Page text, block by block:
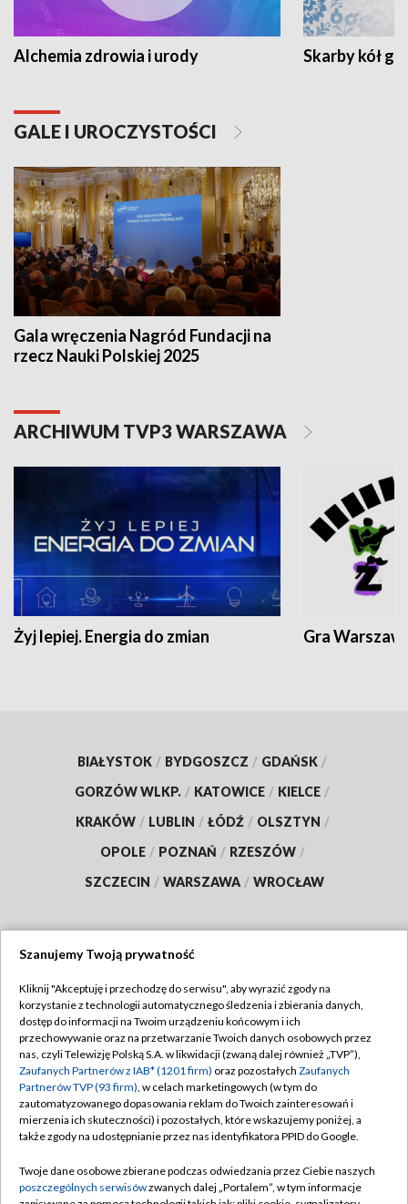
Alchemia zdrowia i urody Skarby kół
GALE I UROCZYSTOŚCI
Gala wręczenia Nagród Fundacji na
rzecz Nauki Polskiej 2025
ARCHIWUM TVP3 WARSZAWA
Żyj lepiej. Energia do zmian Gra
BIAŁYSTOK / BYDGOSZCZ / GDAŃSK /
GORZÓW WLKP. / KATOWICE / KIELCE /
KRAKÓW / LUBLIN / ŁÓDŹ / OLSZTYN /
OPOLE / POZNAŃ / RZESZÓW /
SZCZECIN / WARSZAWA / WROCŁAW
TVP
Abonament TVP
Emisja w TVP
Centrum informacji TVP
Naziemna Telewizja Cyfrowa
Rada Programowa
Regulamin TVP
Polityka prywatności
Moje zgody
Pomoc
Kontakt
Szanujemy Twoją prywatność
Kliknij "Akceptuję i przechodzę do serwisu", aby wyrazić zgody na
korzystanie z technologii automatycznego śledzenia i zbierania danych,
dostęp do informacji na Twoim urządzeniu końcowym i ich
przechowywanie oraz na przetwarzanie Twoich danych osobowych przez
nas, czyli Telewizję Polską S.A. w likwidacji (zwaną dalej również „TVP”),
Zaufanych Partnerów z IAB* (1201 firm) oraz pozostałych Zaufanych
Partnerów TVP (93 firm), w celach marketingowych (w tym do
zautomatyzowanego dopasowania reklam do Twoich zainteresowań i
mierzenia ich skuteczności) i pozostałych, które wskazujemy poniżej, a
także zgody na udostępnianie przez nas identyfikatora PPID do Google.
Twoje dane osobowe zbierane podczas odwiedzania przez Ciebie naszych
poszczególnych serwisówzwanych dalej „Portalem”, w tym informacje